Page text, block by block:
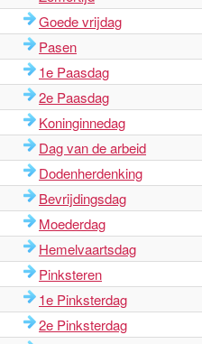
Goede vrijdag
Pasen
1e Paasdag
2e Paasdag
Koninginnedag
Dag van de arbeid
Dodenherdenking
Bevrijdingsdag
Moederdag
Hemelvaartsdag
Pinksteren
1e Pinksterdag
2e Pinksterdag